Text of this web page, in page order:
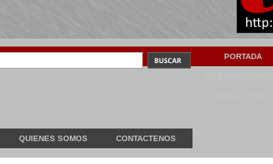
QUIENES SOMOS CONTACTENOS
PORTADA